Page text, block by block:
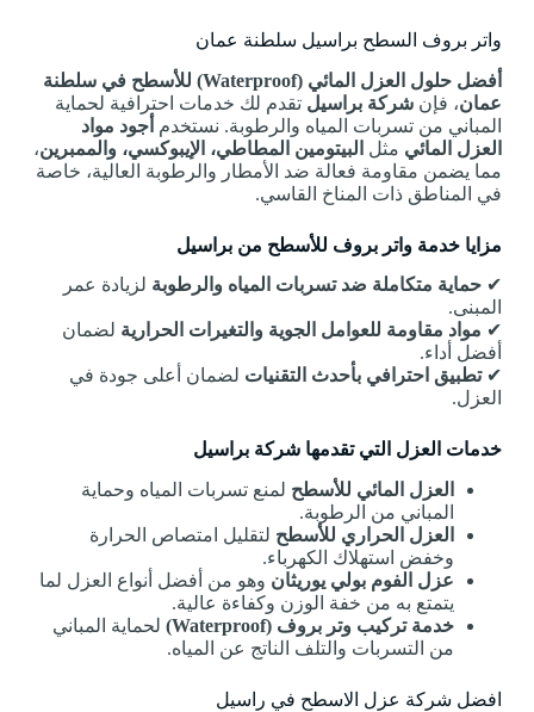
واتر بروف السطح براسيل سلطنة عمان
أفضل حلول العزل المائي (Waterproof) للأسطح في سلطنة
عمان، فإن شركة براسيل تقدم لك خدمات احترافية لحماية
المباني من تسربات المياه والرطوبة. نستخدم أجود مواد
العزل المائي مثل البيتومين المطاطي، الإيبوكسي، والممبرين،
مما يضمن مقاومة فعالة ضد الأمطار والرطوبة العالية، خاصة
في المناطق ذات المناخ القاسي.
مزايا خدمة واتر بروف للأسطح من براسيل
✔ حماية متكاملة ضد تسربات المياه والرطوبة لزيادة عمر
المبنى.
✔ مواد مقاومة للعوامل الجوية والتغيرات الحرارية لضمان
أفضل أداء.
✔تطبيق احترافي بأحدث التقنيات لضمان أعلى جودة في
العزل.
خدمات العزل التي تقدمها شركة براسيل
العزل المائي للأسطح لمنع تسربات المياه وحماية
المباني من الرطوبة.
العزل الحراري للأسطح لتقليل امتصاص الحرارة
وخفض استهلاك الكهرباء.
عزل الفوم بولي يوريثان وهو من أفضل أنواع العزل لما
يتمتع به من خفة الوزن وكفاءة عالية.
خدمة تركيب وتر بروف (Waterproof)
لحماية المباني
من التسربات والتلف الناتج عن المياه.
افضل شركة عزل الاسطح في راسيل